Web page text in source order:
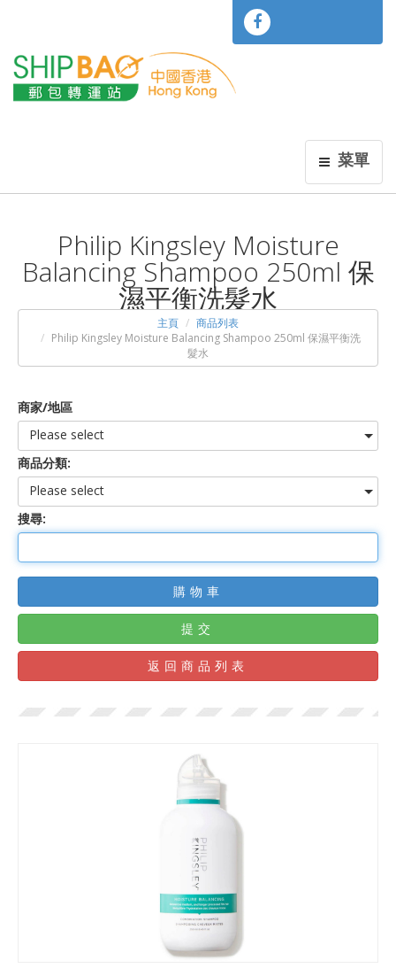
菜單
Philip Kingsley Moisture
Balancing Shampoo 250ml 保
濕平衡洗髮水
主頁
商品列表
Philip Kingsley Moisture Balancing Shampoo 250ml 保濕平衡洗
髮水
商家/地區
Please select
商品分類:
Please select
搜尋:
購物車
提交
返回商品列表